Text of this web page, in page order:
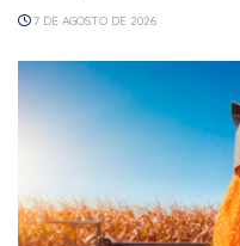
7 DE AGOSTO DE 2026